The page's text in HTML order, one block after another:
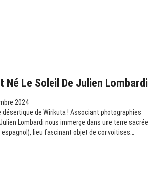
Né Le Soleil De Julien Lombardi
2024
désertique de Wirikuta ! Associant photographies
Lombardi nous immerge dans une terre sacrée
espagnol), lieu fascinant objet de convoitises…